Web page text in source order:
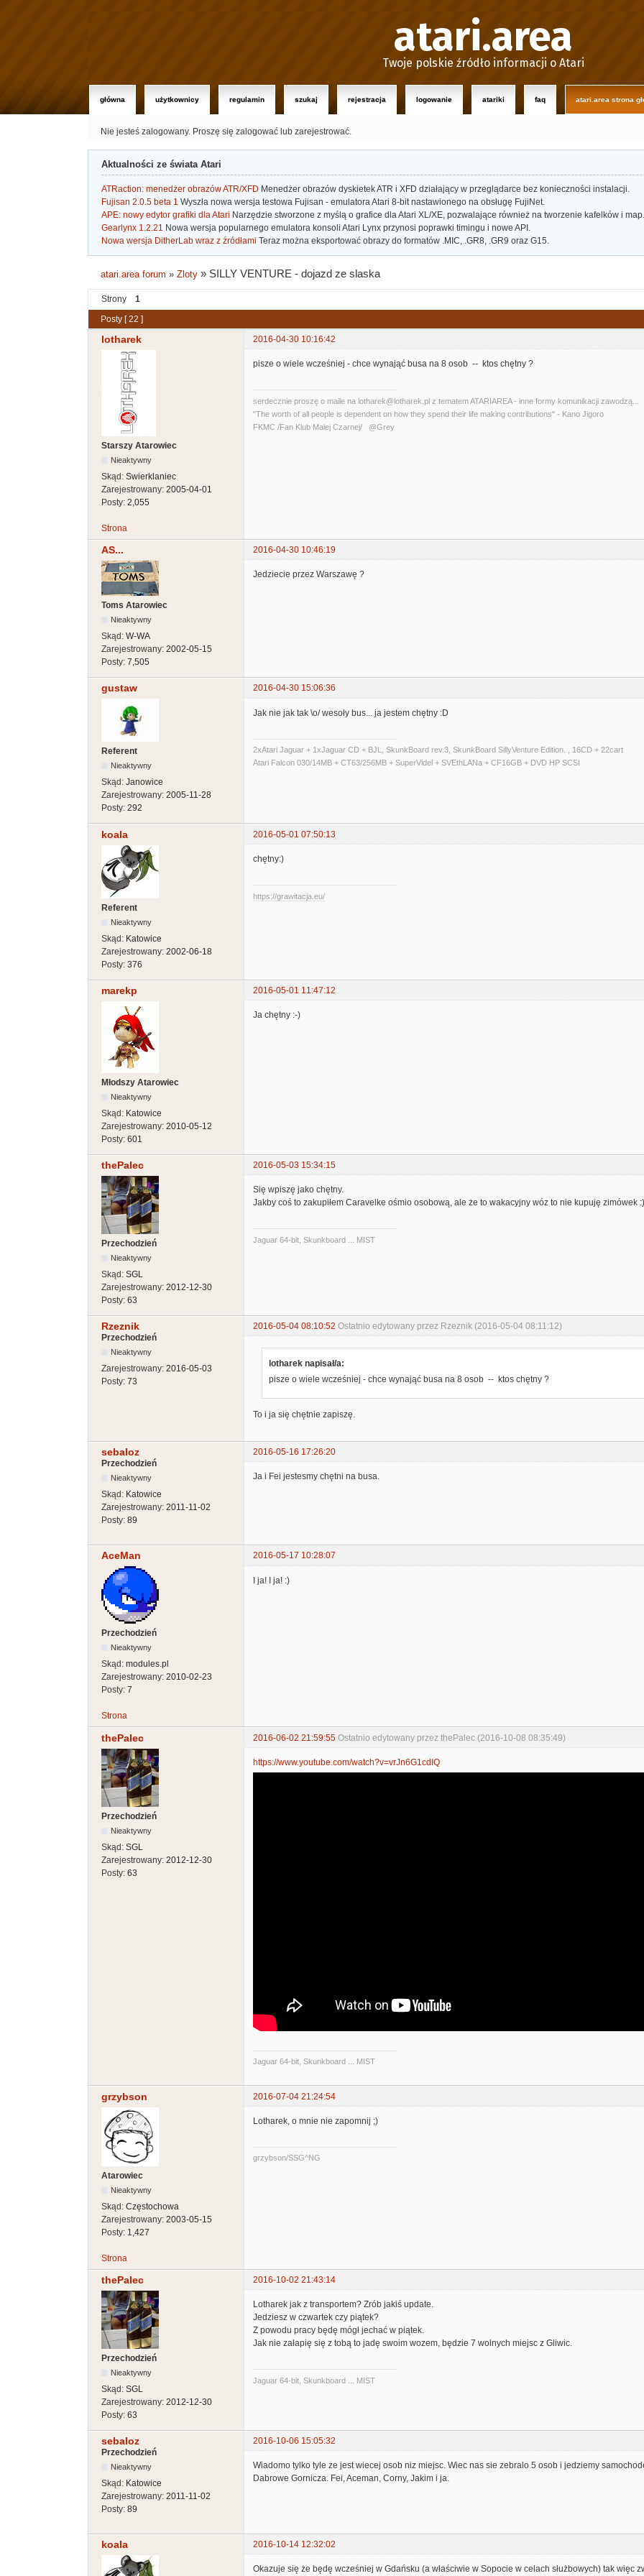
atari.area
Twoje polskie źródło informacji o Atari
główna użytkownicy regulamin szukaj rejestracja logowanie atariki faq atari.area strona
Nie jesteś zalogowany. Proszę się zalogować lub zarejestrować.
Aktualności ze świata Atari
ATRaction: menedżer obrazów ATR/XFD Menedżer obrazów dyskietek ATR i XFD działający w przeglądarce bez konieczności instalacji.
Fujisan 2.0.5 beta 1 Wyszła nowa wersja testowa Fujisan - emulatora Atari 8-bit nastawionego na obsługę FujiNet.
APE: nowy edytor grafiki dla Atari Narzędzie stworzone z myślą o grafice dla Atari XL/XE, pozwalające również na tworzenie kafelków i map.
Gearlynx 1.2.21 Nowa wersja popularnego emulatora konsoli Atari Lynx przynosi poprawki timingu i nowe API.
Nowa wersja DitherLab wraz z źródłami Teraz można eksportować obrazy do formatów .MIC, .GR8, .GR9 oraz G15.
atari.area forum »Zloty » SILLY VENTURE - dojazd ze slaska
Strony
1
Posty [ 22 ]
lotharek 2016-04-30 10:16:42
Starszy Atarowiec
Nieaktywny
Skąd: Swierklaniec
Zarejestrowany: 2005-04-01
Posty: 2,055
pisze o wiele wcześniej - chce wynająć busa na 8 osob -- ktos chętny ?
serdecznie proszę o maile na lotharek@lotharek.pl z tematem ATARIAREA - inne formy komunikacji zawodzą...
"The worth of all people is dependent on how they spend their life making contributions" - Kano Jigoro
FKMC /Fan Klub Malej Czarnej/ @Grey
Strona
AS... 2016-04-30 10:46:19
Toms Atarowiec
Nieaktywny
Skąd: W-WA
Zarejestrowany: 2002-05-15
Posty: 7,505
Jedziecie przez Warszawę ?
gustaw 2016-04-30 15:06:36
Referent
Nieaktywny
Skąd: Janowice
Zarejestrowany: 2005-11-28
Posty: 292
Jak nie jak tak \o/ wesoły bus... ja jestem chętny :D
2xAtari Jaguar + 1xJaguar CD + BJL, SkunkBoard rev.3, SkunkBoard SillyVenture Edition. , 16CD + 22cart
Atari Falcon 030/14MB + CT63/256MB + SuperVidel + SVEthLANa + CF16GB + DVD HP SCSI
koala 2016-05-01 07:50:13
Referent
Nieaktywny
Skąd: Katowice
Zarejestrowany: 2002-06-18
Posty: 376
chętny:)
https://grawitacja.eu/
marekp 2016-05-01 11:47:12
Młodszy Atarowiec
Nieaktywny
Skąd: Katowice
Zarejestrowany: 2010-05-12
Posty: 601
Ja chętny :-)
thePalec 2016-05-03 15:34:15
Przechodzień
Nieaktywny
Skąd: SGL
Zarejestrowany: 2012-12-30
Posty: 63
Się wpiszę jako chętny.
Jakby coś to zakupiłem Caravelke ośmio osobową, ale że to wakacyjny wóz to nie kupuję zimówek :)
Jaguar 64-bit, Skunkboard ... MIST
Rzeznik 2016-05-04 08:10:52 Ostatnio edytowany przez Rzeznik (2016-05-04 08:11:12)
Przechodzień
Nieaktywny
Zarejestrowany: 2016-05-03
Posty: 73
lotharek napisał/a:
pisze o wiele wcześniej - chce wynająć busa na 8 osob -- ktos chętny ?
To i ja się chętnie zapiszę.
sebaloz
2016-05-16 17:26:20
Przechodzień
Nieaktywny
Skąd: Katowice
Zarejestrowany: 2011-11-02
Posty: 89
Ja i Fei jestesmy chętni na busa.
AceMan 2016-05-17 10:28:07
Przechodzień
Nieaktywny
Skąd: modules.pl
Zarejestrowany: 2010-02-23
Posty: 7
I ja! I ja! :)
Strona
thePalec 2016-06-02 21:59:55 Ostatnio edytowany przez thePalec (2016-10-08 08:35:49)
Przechodzień
Nieaktywny
Skąd: SGL
Zarejestrowany: 2012-12-30
Posty: 63
https://www.youtube.com/watch?v=vrJn6G1cdIQ
Jaguar 64-bit, Skunkboard ... MIST
grzybson 2016-07-04 21:24:54
Atarowiec
Nieaktywny
Skąd: Częstochowa
Zarejestrowany: 2003-05-15
Posty: 1,427
Lotharek, o mnie nie zapomnij ;)
grzybson/SSG^NG
Strona
thePalec 2016-10-02 21:43:14
Przechodzień
Nieaktywny
Skąd: SGL
Zarejestrowany: 2012-12-30
Posty: 63
Lotharek jak z transportem? Zrób jakiś update.
Jedziesz w czwartek czy piątek?
Z powodu pracy będę mógł jechać w piątek.
Jak nie załapię się z tobą to jadę swoim wozem, będzie 7 wolnych miejsc z Gliwic.
Jaguar 64-bit, Skunkboard ... MIST
sebaloz
2016-10-06 15:05:32
Przechodzień
Nieaktywny
Skąd: Katowice
Zarejestrowany: 2011-11-02
Posty: 89
Wiadomo tylko tyle ze jest wiecej osob niz miejsc. Wiec nas sie zebralo 5 osob i jedziemy
Dabrowe Gornicza. Fei, Aceman, Corny, Jakim i ja.
koala 2016-10-14 12:32:02
Okazuje się że będę wcześniej w Gdańsku (a właściwie w Sopocie w celach służbowych) tak więc